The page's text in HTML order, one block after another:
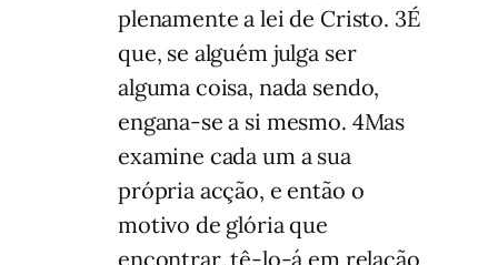
plenamente a lei de Cristo. 3É
que, se alguém julga ser
alguma coisa, nada sendo,
engana-se a si mesmo. 4Mas
examine cada um a sua
própria acção, e então o
motivo de glória que
encontrar, tê-lo-á em relação